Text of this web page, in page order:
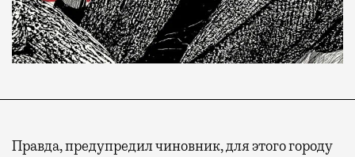
Правда, предупредил чиновник, для этого городу